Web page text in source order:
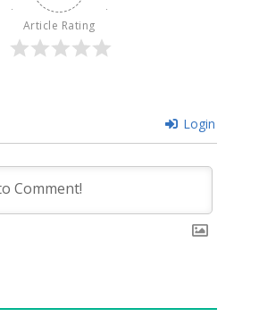
Article Rating
Login